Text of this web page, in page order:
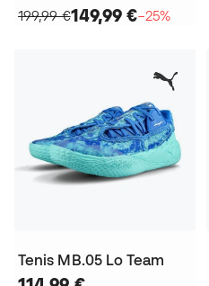
199,99 €149,99 €−25%
Tenis MB.05 Lo Team